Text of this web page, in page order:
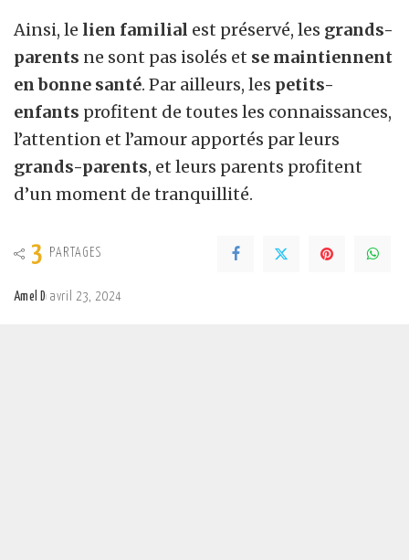
Ainsi, le lien familial est préservé, les grands-
parents ne sont pas isolés et se maintiennent
en bonne santé. Par ailleurs, les petits-
enfants profitent de toutes les connaissances,
l’attention et l’amour apportés par leurs
grands-parents, et leurs parents profitent
d’un moment de tranquillité.
3 PARTAGES
Amel D avril 23, 2024